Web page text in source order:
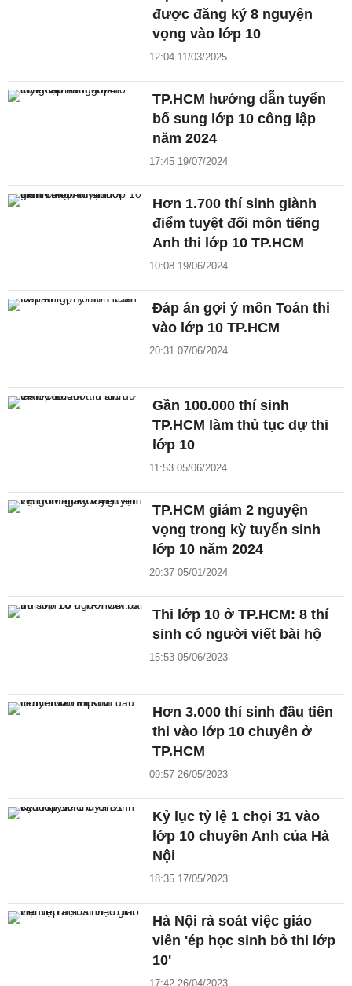
được đăng ký 8 nguyện
vọng vào lớp 10
12:04 11/03/2025
TP.HCM hướng dẫn tuyển
bổ sung lớp 10 công lập
năm 2024
17:45 19/07/2024
Hơn 1.700 thí sinh giành
điểm tuyệt đối môn tiếng
Anh thi lớp 10 TP.HCM
10:08 19/06/2024
Đáp án gợi ý môn Toán thi
vào lớp 10 TP.HCM
20:31 07/06/2024
Gần 100.000 thí sinh
TP.HCM làm thủ tục dự thi
lớp 10
11:53 05/06/2024
TP.HCM giảm 2 nguyện
vọng trong kỳ tuyển sinh
lớp 10 năm 2024
20:37 05/01/2024
Thi lớp 10 ở TP.HCM: 8 thí
sinh có người viết bài hộ
15:53 05/06/2023
Hơn 3.000 thí sinh đầu tiên
thi vào lớp 10 chuyên ở
TP.HCM
09:57 26/05/2023
Kỷ lục tỷ lệ 1 chọi 31 vào
lớp 10 chuyên Anh của Hà
Nội
18:35 17/05/2023
Hà Nội rà soát việc giáo
viên 'ép học sinh bỏ thi lớp
10'
17:42 26/04/2023